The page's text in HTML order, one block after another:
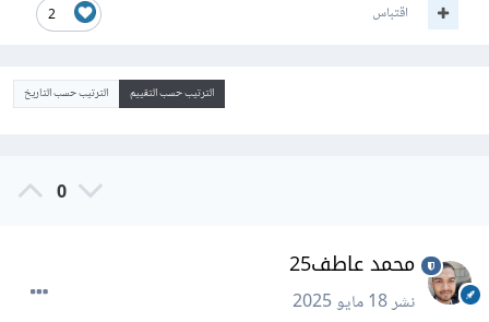
2 اقتباس
الترتيب حسب التقييم الترتيب حسب التاريخ
0
محمد عاطف25
نشر18 مايو 2025